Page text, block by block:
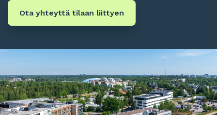
Ota yhteyttä tilaan liittyen